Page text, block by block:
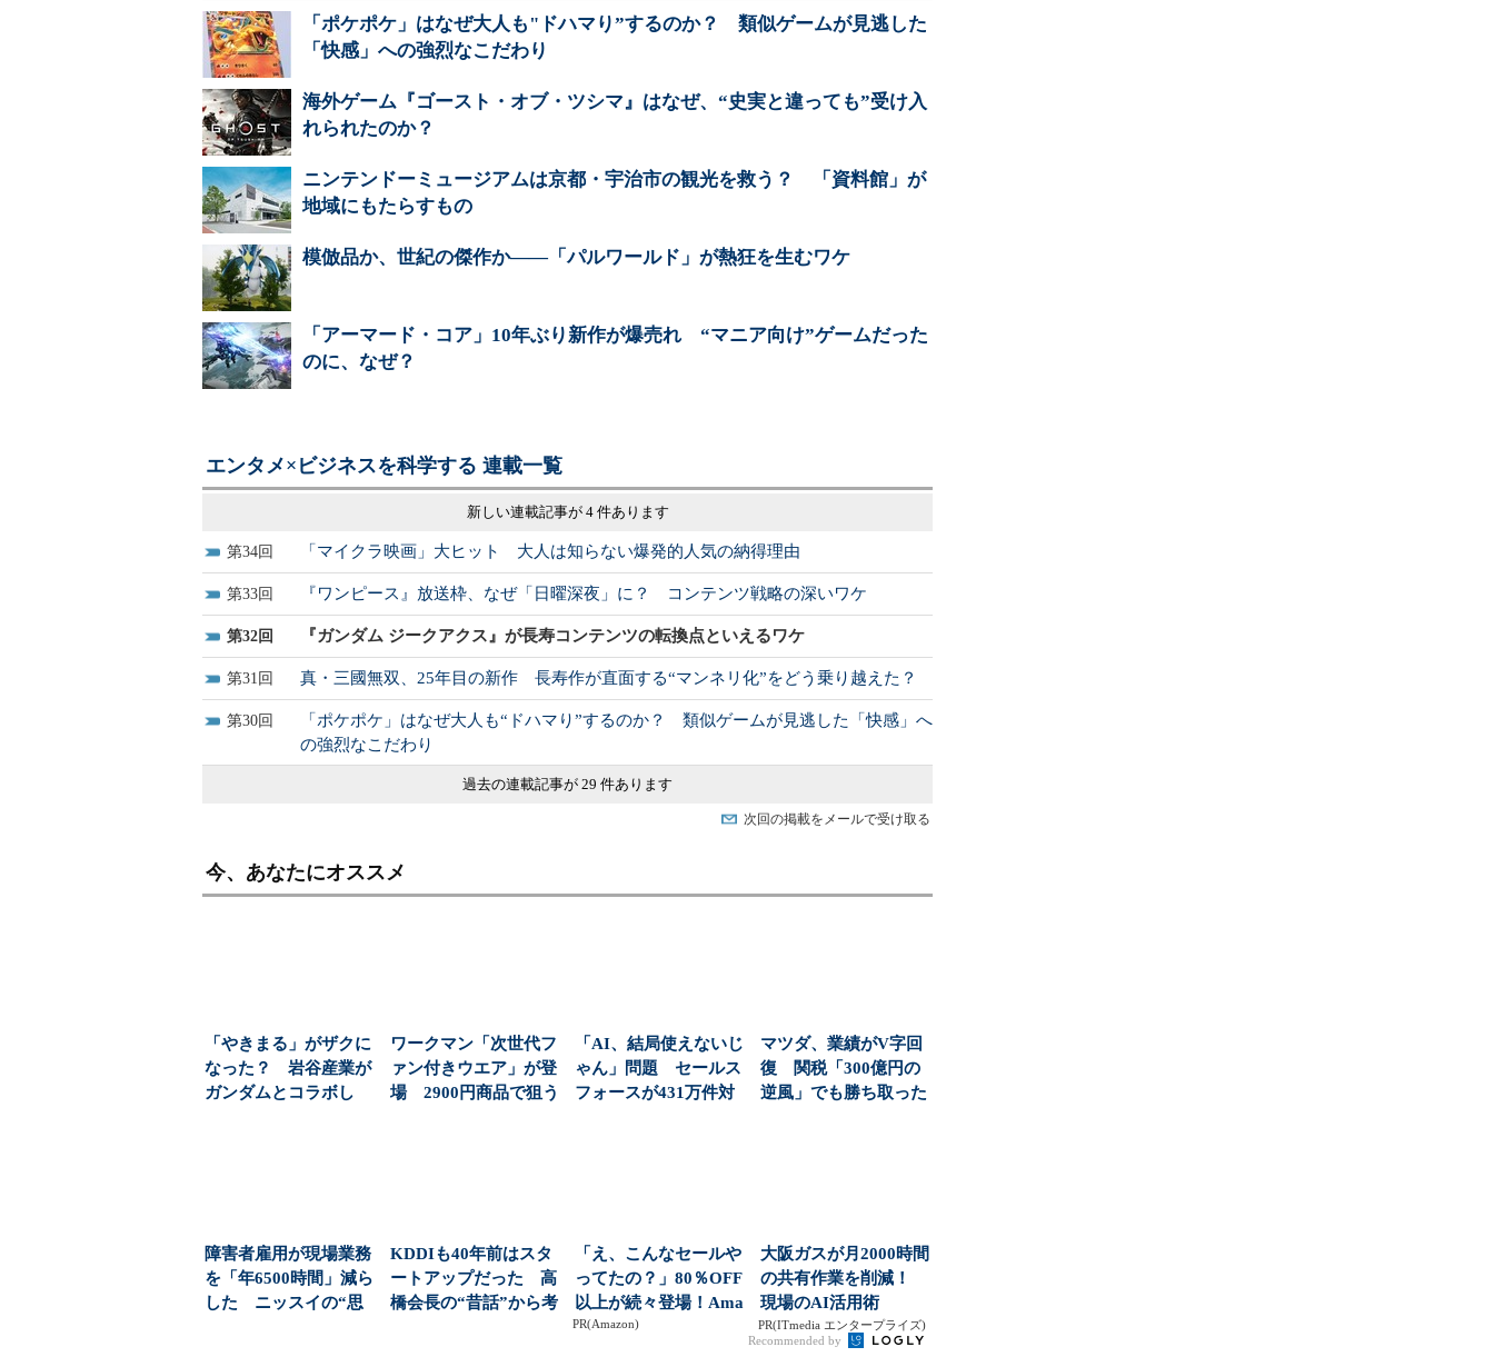
「ポケポケ」はなぜ大人も"ドハマり”するのか？ 類似ゲームが見逃した
「快感」への強烈なこだわり
海外ゲーム『ゴースト・オブ・ツシマ』はなぜ、“史実と違っても”受け入
れられたのか？
ニンテンドーミュージアムは京都・宇治市の観光を救う？ 「資料館」が
地域にもたらすもの
模倣品か、世紀の傑作か――「パルワールド」が熱狂を生むワケ
「アーマード・コア」10年ぶり新作が爆売れ “マニア向け”ゲームだった
のに、なぜ？
エンタメ×ビジネスを科学する 連載一覧
次回の掲載をメールで受け取る
新しい連載記事が 4 件あります
34 「マイクラ映画」大ヒット 大人は知らない爆発的人気の納得理由
33 『ワンピース』放送枠、なぜ「日曜深夜」に？ コンテンツ戦略の深いワケ
32 『ガンダム ジークアクス』が長寿コンテンツの転換点といえるワケ
31 真・三國無双、25年目の新作 長寿作が直面する“マンネリ化”をどう乗り越えた？
30
「ポケポケ」はなぜ大人も“ドハマり”するのか？ 類似ゲームが見逃した「快感」へ
の強烈なこだわり
過去の連載記事が 29 件あります
今、あなたにオススメ
「やきまる」がザクに
なった？ 岩谷産業が
ガンダムとコラボし
ワークマン「次世代フ
ァン付きウエア」が登
場 2900円商品で狙う
「AI、結局使えないじ
ゃん」問題 セールス
フォースが431万件対
マツダ、業績がV字回
復 関税「300億円の
逆風」でも勝ち取った
障害者雇用が現場業務
を「年6500時間」減ら
した ニッスイの“思
KDDIも40年前はスタ
ートアップだった 高
橋会長の“昔話”から考
「え、こんなセールや
ってたの？」80％OFF
以上が続々登場！Ama
zonの本気が...
PR(Amazon)
大阪ガスが月2000時間
の共有作業を削減！
現場のAI活用術
PR(ITmedia エンタープライズ)
Recommended by